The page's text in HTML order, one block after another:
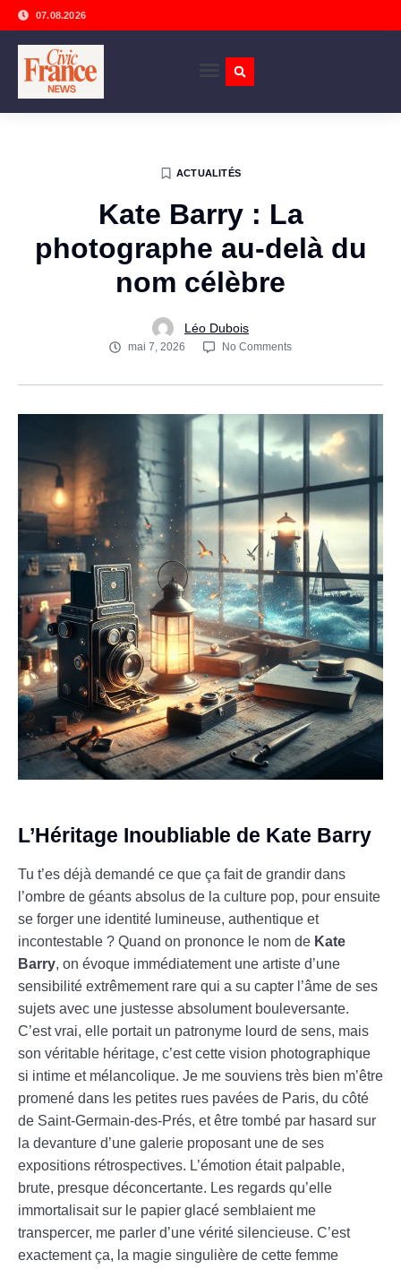
07.08.2026
ACTUALITÉS
Kate Barry : La
photographe au-delà du
nom célèbre
Léo Dubois
mai 7, 2026 No Comments
L’Héritage Inoubliable de Kate Barry
Tu t’es déjà demandé ce que ça fait de grandir dans
l’ombre de géants absolus de la culture pop, pour ensuite
se forger une identité lumineuse, authentique et
incontestable ? Quand on prononce le nom de Kate
Barry, on évoque immédiatement une artiste d’une
sensibilité extrêmement rare qui a su capter l’âme de ses
sujets avec une justesse absolument bouleversante.
C’est vrai, elle portait un patronyme lourd de sens, mais
son véritable héritage, c’est cette vision photographique
si intime et mélancolique. Je me souviens très bien m’être
promené dans les petites rues pavées de Paris, du côté
de Saint-Germain-des-Prés, et être tombé par hasard sur
la devanture d’une galerie proposant une de ses
expositions rétrospectives. L’émotion était palpable,
brute, presque déconcertante. Les regards qu’elle
immortalisait sur le papier glacé semblaient me
transpercer, me parler d’une vérité silencieuse. C’est
exactement ça, la magie singulière de cette femme